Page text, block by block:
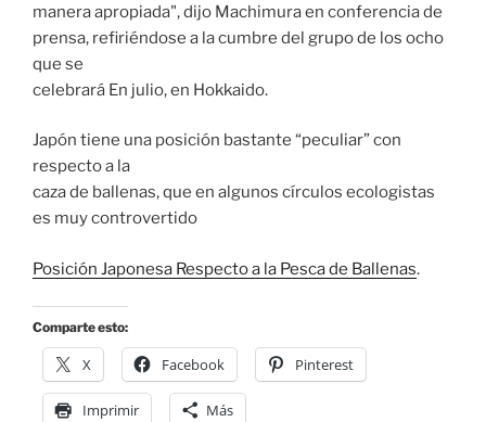
manera apropiada", dijo Machimura en conferencia de
prensa, refiriéndose a la cumbre del grupo de los ocho
que se
celebrará En julio, en Hokkaido.
Japón tiene una posición bastante “peculiar” con
respecto a la
caza de ballenas, que en algunos círculos ecologistas
es muy controvertido
Posición Japonesa Respecto a la Pesca de Ballenas.
Comparte esto:
X Facebook Pinterest
Imprimir Más